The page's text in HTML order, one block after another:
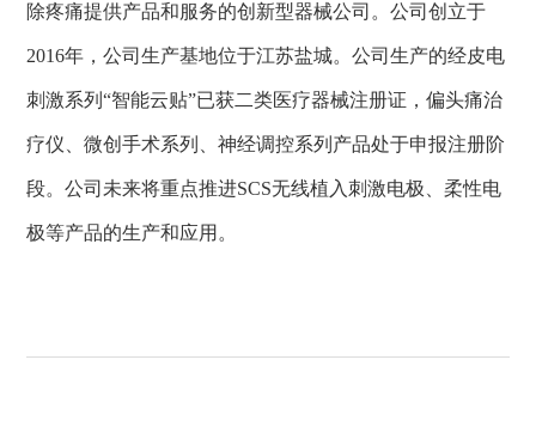
除疼痛提供产品和服务的创新型器械公司。公司创立于
2016年，公司生产基地位于江苏盐城。公司生产的经皮电
刺激系列“智能云贴”已获二类医疗器械注册证，偏头痛治
疗仪、微创手术系列、神经调控系列产品处于申报注册阶
段。公司未来将重点推进SCS无线植入刺激电极、柔性电
极等产品的生产和应用。